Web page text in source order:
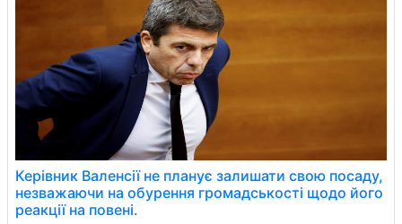
Керівник Валенсії не планує залишати свою посаду,
незважаючи на обурення громадськості щодо його
реакції на повені.